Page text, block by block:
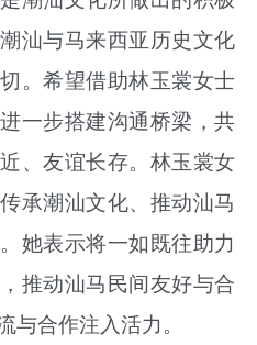
汕与马来西亚历史文化
。希望借助林玉裳女士
一步搭建沟通桥梁，共
、友谊长存。林玉裳女
承潮汕文化、推动汕马
她表示将一如既往助力
推动汕马民间友好与合
与合作注入活力。